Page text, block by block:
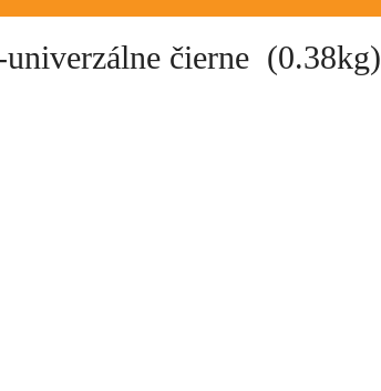
čierne (0.38kg)